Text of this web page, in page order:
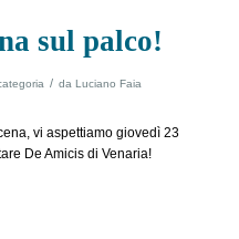
sul palco!
/ da Luciano Faia
vi aspettiamo giovedì 23
De Amicis di Venaria!